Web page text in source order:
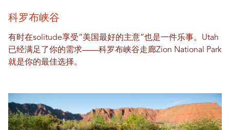
科罗布峡谷
有时在solitude享受“美国最好的主意”也是一件乐事。Utah
已经满足了你的需求——科罗布峡谷走廊Zion National Park
就是你的最佳选择。